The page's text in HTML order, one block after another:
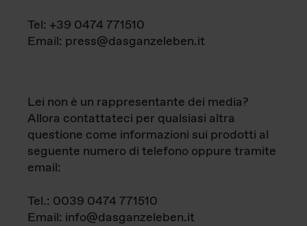
Tel: +39 0474 771510
Email: press@dasganzeleben.it
Lei non è un rappresentante dei media?
Allora contattateci per qualsiasi altra
questione come informazioni sui prodotti al
seguente numero di telefono oppure tramite
email:
Tel.: 0039 0474 771510
Email: info@dasganzeleben.it